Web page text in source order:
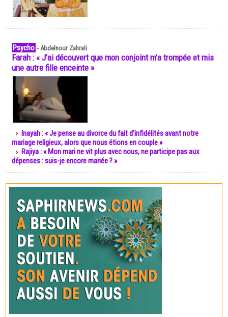
Psycho -Abdelnour Zahrali
Farah : « J’ai découvert que mon conjoint m’a trompée et mis
une autre fille enceinte »
Inayah : « Je pense au divorce du fait d’infidélités avant notre
mariage religieux, alors que nous étions en couple »
Rajiya : « Mon mari ne vit plus avec nous, ne participe pas aux
dépenses : suis-je encore mariée ? »